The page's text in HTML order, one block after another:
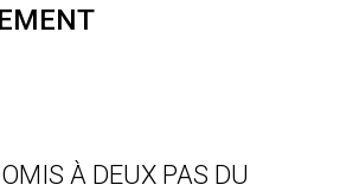
À DEUX PAS DU